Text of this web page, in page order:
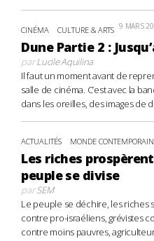
CINÉMA CULTURE & ARTS 9 MARS
Dune Partie 2 :
parLucile Aquilina
Il faut un moment avant de
salle de cinéma. C’est avec la
dans les oreilles, des images de
ACTUALITÉS MONDE CONTEMPORAIN
Les riches
peuple se divise
parSEM
Le peuple se déchire, les riches
contre pro-israéliens, grévistes
contre moins pauvres,